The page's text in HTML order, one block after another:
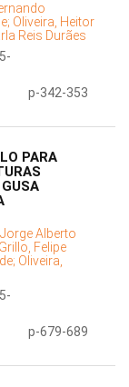
Oliveira, Heitor
Reis Durães
p-342-353
PARA
Alberto
Grillo, Felipe
Oliveira,
p-679-689